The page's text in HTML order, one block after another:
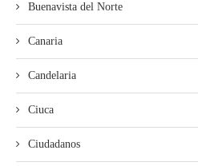
Buenavista del Norte
Canaria
Candelaria
Ciuca
Ciudadanos